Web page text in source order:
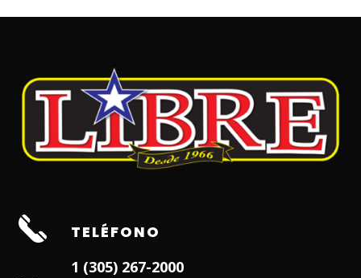
TELÉFONO
1 (305) 267-2000